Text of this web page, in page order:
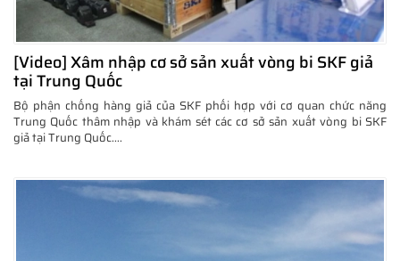
[Video] Xâm nhập cơ sở sản xuất vòng bi SKF giả
tại Trung Quốc
Bộ phận chống hàng giả của SKF phối hợp với cơ quan chức năng
Trung Quốc thâm nhập và khám sét các cơ sở sản xuất vòng bi SKF
giả tại Trung Quốc....